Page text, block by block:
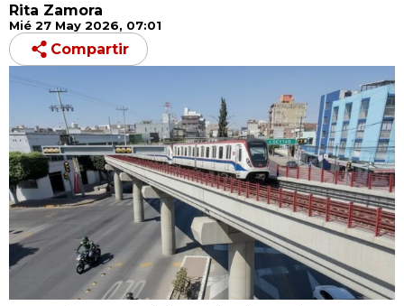
Rita Zamora
Mié 27 May 2026, 07:01
Compartir